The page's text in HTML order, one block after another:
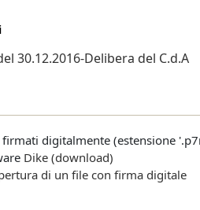
30.12.2016-Delibera del C.d.A
digitalmente (estensione
Dike (download)
di un file con firma digitale